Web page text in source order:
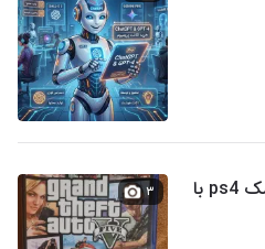
سی دی جی تی ای وی با دیسک ps4 با
۳